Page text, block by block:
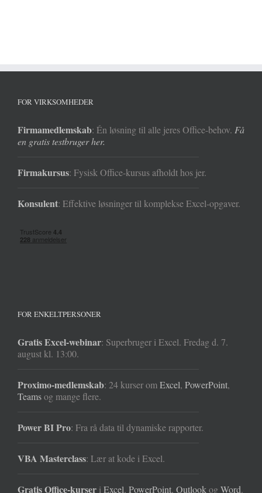
FOR VIRKSOMHEDER
Firmamedlemskab: Én løsning til alle jeres Office-behov. Få
en gratis testbruger her.
Firmakursus: Fysisk Office-kursus afholdt hos jer.
Konsulent: Effektive løsninger til komplekse Excel-opgaver.
FOR ENKELTPERSONER
Gratis Excel-webinar: Superbruger i Excel. Fredag d. 7.
august kl. 13:00.
Proximo-medlemskab: 24 kurser omExcel, PowerPoint,
Teamsog mange flere.
Power BI Pro: Fra rå data til dynamiske rapporter.
VBA Masterclass: Lær at kode i Excel.
Gratis Office-kurser i Excel, PowerPoint, OutlookogWord.